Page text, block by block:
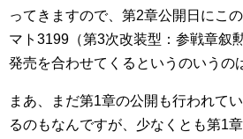
ってきますので、第2章公開日にこ
マト3199（第3次改装型：参戦章叙
発売を合わせてくるというのいうの
まあ、まだ第1章の公開も行われて
るのもなんですが、少なくとも第1